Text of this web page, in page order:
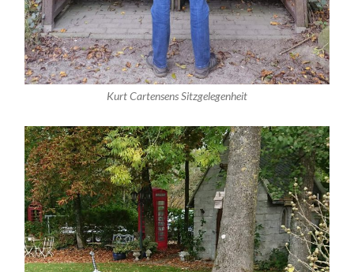
Kurt Cartensens Sitzgelegenheit